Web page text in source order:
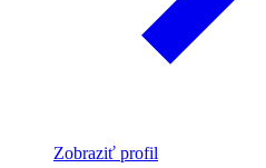
Zobraziť profil